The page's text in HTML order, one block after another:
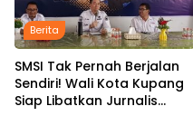
Berita
SMSI Tak Pernah Berjalan
Sendiri! Wali Kota Kupang
Siap Libatkan Jurnalis